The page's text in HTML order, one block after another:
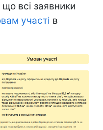
всі заявники
участі в